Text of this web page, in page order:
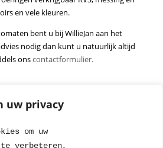
uw privacy
om uw
te verbeteren,
en vele kleuren.
bent u bij WillieJan aan het
nodig dan kunt u natuurlijk altijd
onscontactformulier.